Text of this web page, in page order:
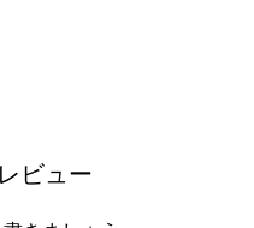
ビュー